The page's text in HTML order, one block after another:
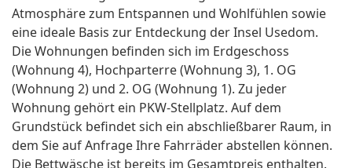
Atmosphäre zum Entspannen und Wohlfühlen sowie
eine ideale Basis zur Entdeckung der Insel Usedom.
Die Wohnungen befinden sich im Erdgeschoss
(Wohnung 4), Hochparterre (Wohnung 3), 1. OG
(Wohnung 2) und 2. OG (Wohnung 1). Zu jeder
Wohnung gehört ein PKW-Stellplatz. Auf dem
Grundstück befindet sich ein abschließbarer Raum, in
dem Sie auf Anfrage Ihre Fahrräder abstellen können.
Die Bettwäsche ist bereits im Gesamtpreis enthalten.